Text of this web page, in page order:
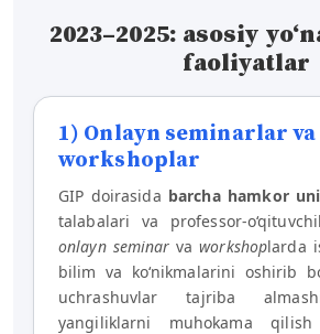
2023–2025: asosiy
faoliyatlar
1) Onlayn seminarlar va
workshoplar
GIP doirasida barcha hamkor
talabalari va professor-
onlayn seminar vaworkshoplarda
bilim va ko‘nikmalarini oshirib
uchrashuvlar tajriba
yangiliklarni muhokama